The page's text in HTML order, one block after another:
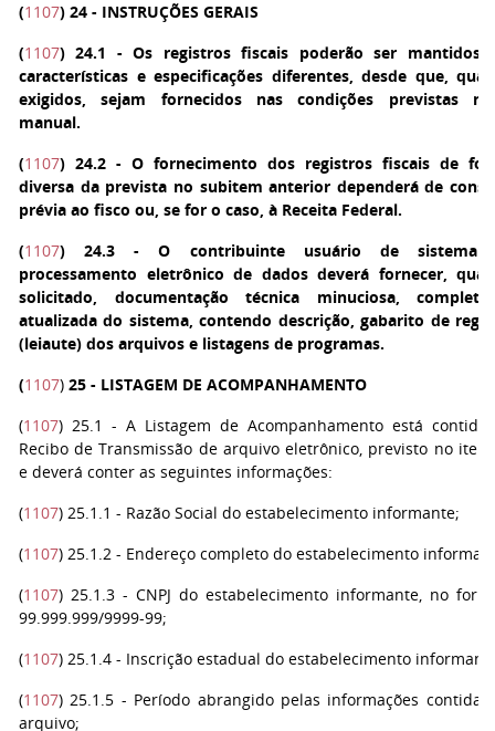
(1107) 24 - INSTRUÇÕES GERAIS
(1107) 24.1 - Os registros fiscais poderão ser mantidos
características e especificações diferentes, desde que,
exigidos, sejam fornecidos nas condições previstas
manual.
(1107) 24.2 - O fornecimento dos registros fiscais de
diversa da prevista no subitem anterior dependerá de
prévia ao fisco ou, se for o caso, à Receita Federal.
(1107) 24.3 - O contribuinte usuário de sistema
processamento eletrônico de dados deverá fornecer,
solicitado, documentação técnica minuciosa,
atualizada do sistema, contendo descrição, gabarito de
(leiaute) dos arquivos e listagens de programas.
(1107) 25 - LISTAGEM DE ACOMPANHAMENTO
(1107) 25.1 - A Listagem de Acompanhamento está contida
Recibo de Transmissão de arquivo eletrônico, previsto no item
e deverá conter as seguintes informações:
(1107) 25.1.1 - Razão Social do estabelecimento informante;
(1107) 25.1.2 - Endereço completo do estabelecimento
(1107) 25.1.3 - CNPJ do estabelecimento informante, no
99.999.999/9999-99;
(1107) 25.1.4 - Inscrição estadual do estabelecimento
(1107) 25.1.5 - Período abrangido pelas informações contidas
arquivo;